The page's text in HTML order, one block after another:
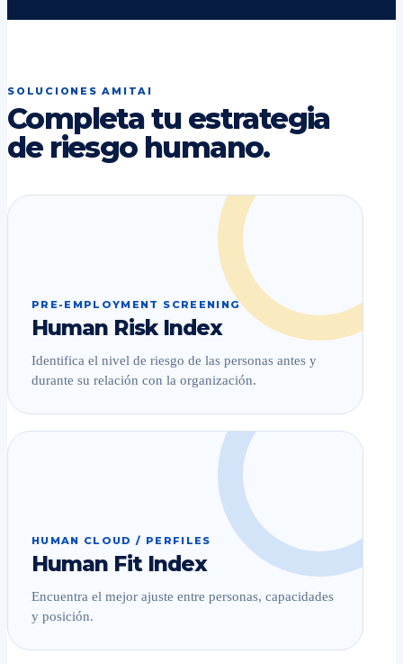
SOLUCIONES AMITAI
Completa tu estrategia
de riesgo humano.
PRE-EMPLOYMENT SCREENING
Human Risk Index
Identifica el nivel de riesgo de las personas antes y
durante su relación con la organización.
HUMAN CLOUD / PERFILES
Human Fit Index
Encuentra el mejor ajuste entre personas, capacidades
y posición.